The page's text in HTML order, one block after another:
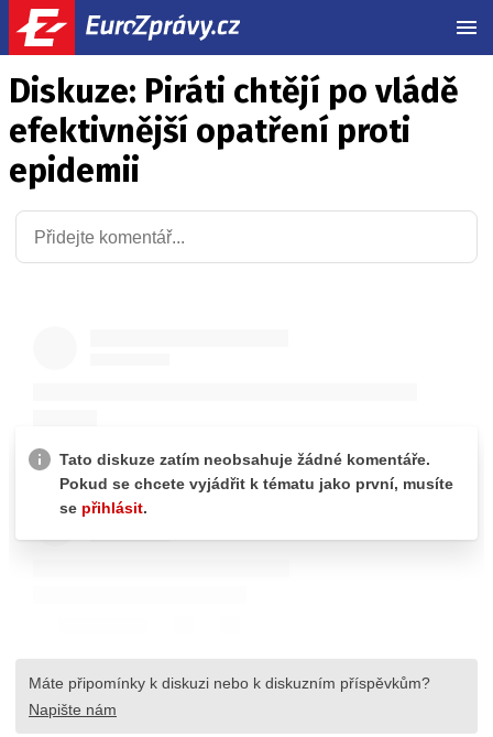
Diskuze: Piráti chtějí po vládě
efektivnější opatření proti
epidemii